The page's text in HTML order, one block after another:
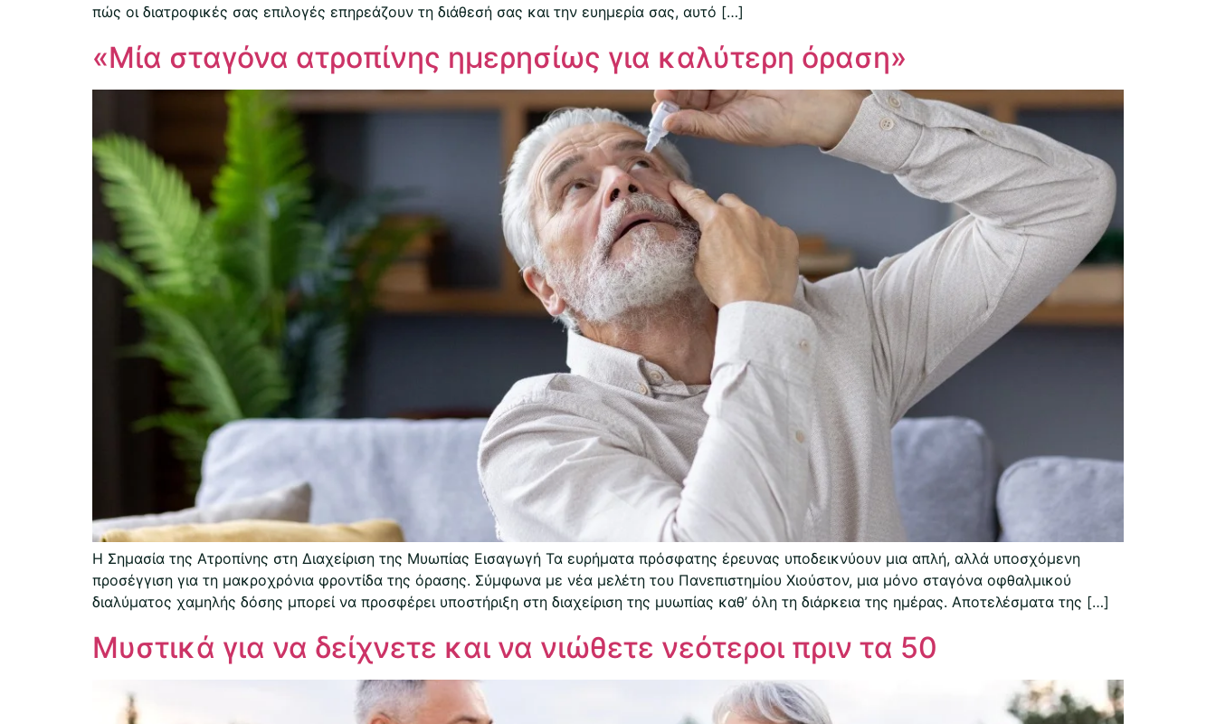
πώς οι διατροφικές σας επιλογές επηρεάζουν τη διάθεσή σας και την ευημερία σας, αυτό […]
«Μία σταγόνα ατροπίνης ημερησίως για καλύτερη όραση»
Η Σημασία της Ατροπίνης στη Διαχείριση της Μυωπίας Εισαγωγή Τα ευρήματα πρόσφατης έρευνας υποδεικνύουν μια απλή, αλλά υποσχόμενη
προσέγγιση για τη μακροχρόνια φροντίδα της όρασης. Σύμφωνα με νέα μελέτη του Πανεπιστημίου Χιούστον, μια μόνο σταγόνα οφθαλμικού
διαλύματος χαμηλής δόσης μπορεί να προσφέρει υποστήριξη στη διαχείριση της μυωπίας καθ’ όλη τη διάρκεια της ημέρας. Αποτελέσματα της […]
Μυστικά για να δείχνετε και να νιώθετε νεότεροι πριν τα 50